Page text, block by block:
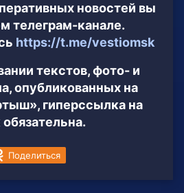
новостей вы
телеграм-канале.
https://t.me/vestiomsk
текстов, фото- и
опубликованных на
гиперссылка на
Поделиться